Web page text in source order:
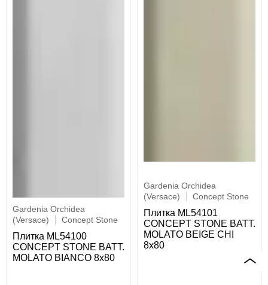
Gardenia Orchidea
(Versace)
Concept Stone
Плитка ML54100
CONCEPT STONE BATT.
MOLATO BIANCO 8x80
Gardenia Orchidea
(Versace)
Concept Stone
Плитка ML54101
CONCEPT STONE BATT.
MOLATO BEIGE CHI
8x80